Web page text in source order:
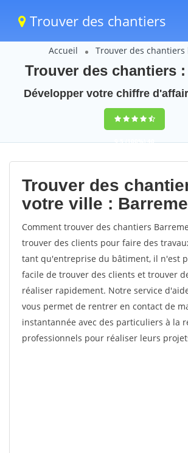
Trouver des chantiers
Accueil Trouver des
Trouver des chantiers
Développer votre chiffre
9,5(100%)40
votes
Trouver des
votre ville : Barreme
Comment trouver des chantiers
trouver des clients pour faire des
tant qu'entreprise du bâtiment, il n'est
facile de trouver des clients et trouver
réaliser rapidement. Notre service
vous permet de rentrer en contact de
instantannée avec des particuliers à la
professionnels pour réaliser leurs